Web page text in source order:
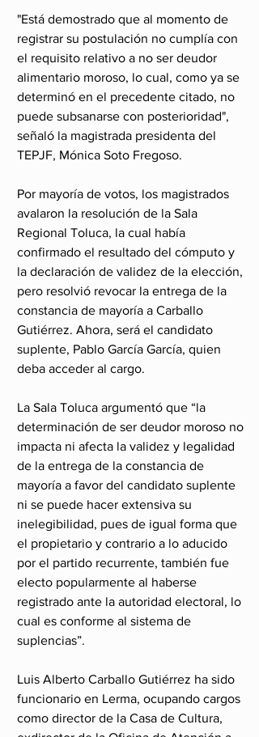
"Está demostrado que al momento de
registrar su postulación no cumplía con
el requisito relativo a no ser deudor
alimentario moroso, lo cual, como ya se
determinó en el precedente citado, no
puede subsanarse con posterioridad",
señaló la magistrada presidenta del
TEPJF, Mónica Soto Fregoso.
Por mayoría de votos, los magistrados
avalaron la resolución de la Sala
Regional Toluca, la cual había
confirmado el resultado del cómputo y
la declaración de validez de la elección,
pero resolvió revocar la entrega de la
constancia de mayoría a Carballo
Gutiérrez. Ahora, será el candidato
suplente, Pablo García García, quien
deba acceder al cargo.
La Sala Toluca argumentó que “la
determinación de ser deudor moroso no
impacta ni afecta la validez y legalidad
de la entrega de la constancia de
mayoría a favor del candidato suplente
ni se puede hacer extensiva su
inelegibilidad, pues de igual forma que
el propietario y contrario a lo aducido
por el partido recurrente, también fue
electo popularmente al haberse
registrado ante la autoridad electoral, lo
cual es conforme al sistema de
suplencias”.
Luis Alberto Carballo Gutiérrez ha sido
funcionario en Lerma, ocupando cargos
como director de la Casa de Cultura,